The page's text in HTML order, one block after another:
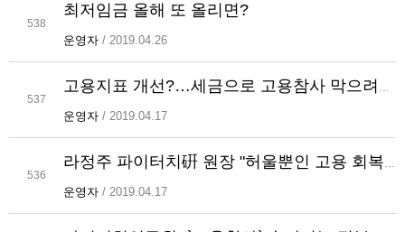
538
최저임금 올해 또 올리면?
운영자 / 2019.04.26
537
고용지표 개선?…세금으로 고용참사 막으려는 `꼼수`
운영자 / 2019.04.17
536
라정주 파이터치硏 원장 "허울뿐인 고용 회복…세금으로 고용참사 봉합"
운영자 / 2019.04.17